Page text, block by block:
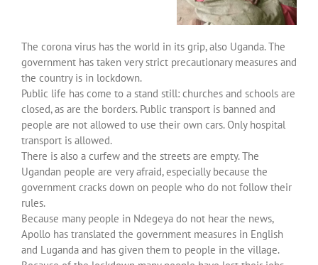
The corona virus has the world in its grip, also Uganda. The
government has taken very strict precautionary measures and
the country is in lockdown.
Public life has come to a stand still: churches and schools are
closed, as are the borders. Public transport is banned and
people are not allowed to use their own cars. Only hospital
transport is allowed.
There is also a curfew and the streets are empty. The
Ugandan people are very afraid, especially because the
government cracks down on people who do not follow their
rules.
Because many people in Ndegeya do not hear the news,
Apollo has translated the government measures in English
and Luganda and has given them to people in the village.